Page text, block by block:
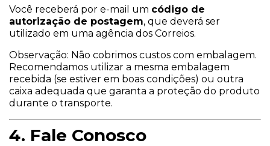
Você receberá por e-mail um código de
autorização de postagem, que deverá ser
utilizado em uma agência dos Correios.
Observação: Não cobrimos custos com embalagem.
Recomendamos utilizar a mesma embalagem
recebida (se estiver em boas condições) ou outra
caixa adequada que garanta a proteção do produto
durante o transporte.
4. Fale Conosco